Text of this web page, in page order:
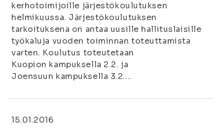
kerhotoimijoille järjestökoulutuksen
helmikuussa. Järjestökoulutuksen
tarkoituksena on antaa uusille hallituslaisille
työkaluja vuoden toiminnan toteuttamista
varten. Koulutus toteutetaan
Kuopion kampuksella 2.2. ja
Joensuun kampuksella 3.2....
15.01.2016